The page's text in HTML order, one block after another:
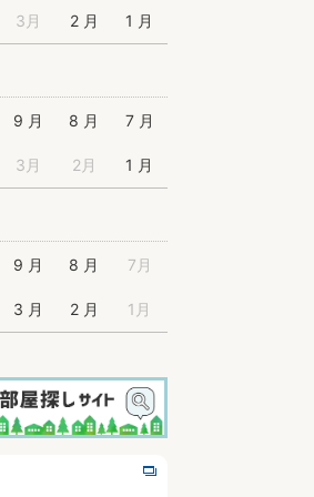
3月 2 月 1 月
9 月 8 月 7 月
3月 2月 1 月
9 月 8 月 7月
3 月 2 月 1月